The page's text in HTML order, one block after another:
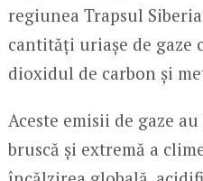
regiunea Trapsul
cantități uriașe de gaze
dioxidul de carbon și
Aceste emisii de gaze
bruscă și extremă a